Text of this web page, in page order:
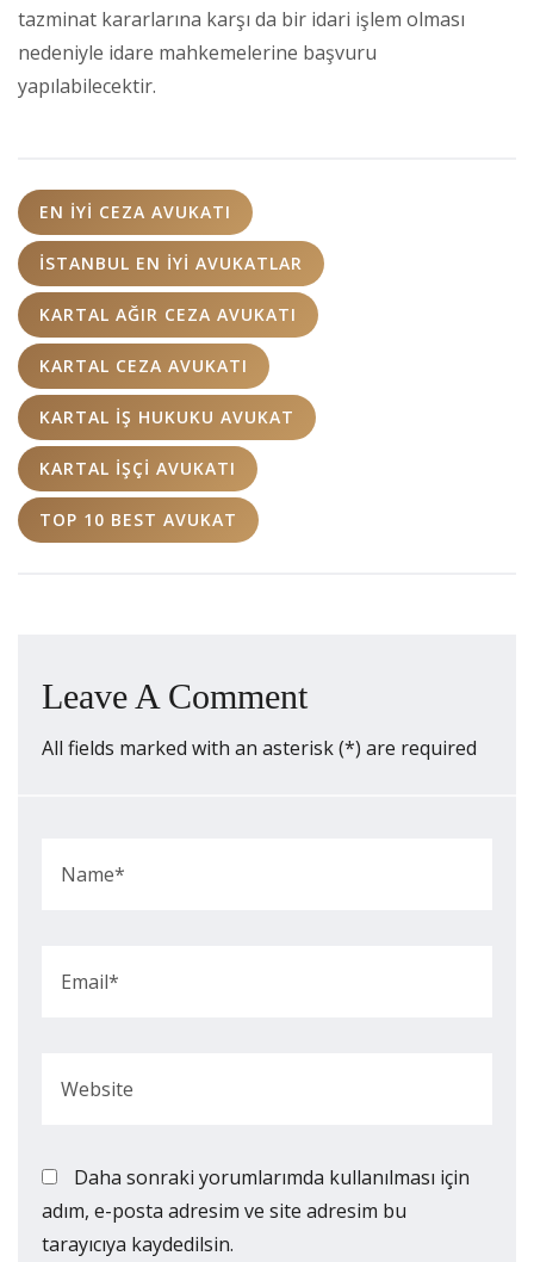
tazminat kararlarına karşı da bir idari işlem olması
nedeniyle idare mahkemelerine başvuru
yapılabilecektir.
EN IYI CEZA AVUKATI
İSTANBUL EN IYI AVUKATLAR
KARTAL AĞIR CEZA AVUKATI
KARTAL CEZA AVUKATI
KARTAL İŞ HUKUKU AVUKAT
KARTAL İŞÇI AVUKATI
TOP 10 BEST AVUKAT
Leave A Comment
All fields marked with an asterisk (*) are required
Daha sonraki yorumlarımda kullanılması için
adım, e-posta adresim ve site adresim bu
tarayıcıya kaydedilsin.